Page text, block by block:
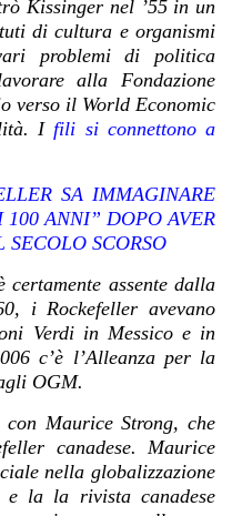
Kissinger nel ’55 in un
di cultura e organismi
problemi di politica
alla Fondazione
verso il World Economic
I fili si connettono a
SA IMMAGINARE
ANNI” DOPO AVER
SECOLO SCORSO
assente dalla
i Rockefeller avevano
Verdi in Messico e in
c’è l’Alleanza per la
OGM.
Maurice Strong, che
canadese.
Maurice
nella globalizzazione
e la la rivista canadese